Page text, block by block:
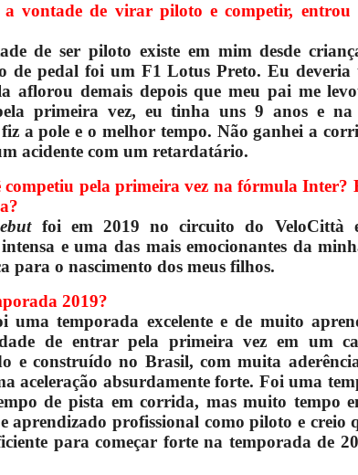
vontade de virar piloto e competir, entrou
de ser piloto existe em mim desde
de pedal foi um F1 Lotus Preto. Eu deveria
aflorou demais depois que meu pai me
primeira vez, eu tinha uns 9 anos e na
a pole e o melhor tempo. Não ganhei a
acidente com um retardatário.
competiu pela primeira vez na fórmula Inter?
foi em 2019 no circuito do VeloCittà
e uma das mais emocionantes da
para o nascimento dos meus filhos.
2019?
uma temporada excelente e de muito
de entrar pela primeira vez em um
e construído no Brasil, com muita
aceleração absurdamente forte. Foi uma
de pista em corrida, mas muito tempo
aprendizado profissional como piloto e creio
para começar forte na temporada de